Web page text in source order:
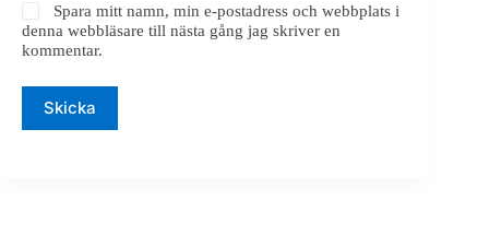
Spara mitt namn, min e-postadress och webbplats i
denna webbläsare till nästa gång jag skriver en
kommentar.
Skicka